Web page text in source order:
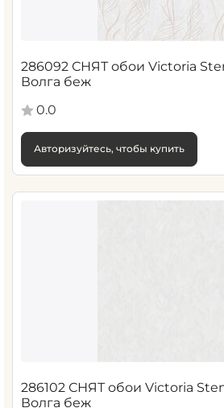
286092 СНЯТ обои Victoria
Волга беж
0.0
Авторизуйтесь, чтобы купить
286102 СНЯТ обои Victoria
Волга беж